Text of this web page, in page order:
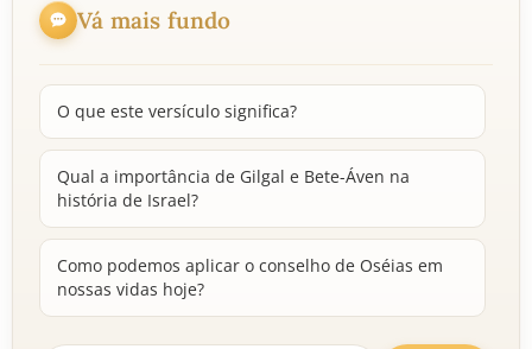
Vá mais fundo
O que este versículo significa?
Qual a importância de Gilgal e Bete-Áven na
história de Israel?
Como podemos aplicar o conselho de Oséias em
nossas vidas hoje?